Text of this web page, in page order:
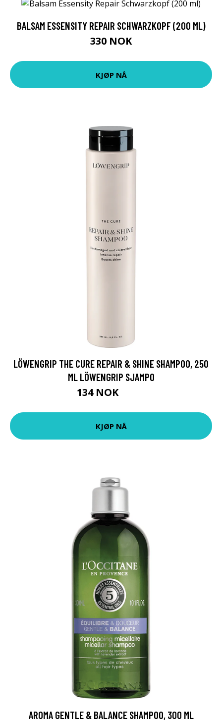
BALSAM ESSENSITY REPAIR SCHWARZKOPF (200 ML)
330 NOK
KJØP NÅ
LÖWENGRIP THE CURE REPAIR & SHINE SHAMPOO, 250
ML LÖWENGRIP SJAMPO
134 NOK
KJØP NÅ
AROMA GENTLE & BALANCE SHAMPOO, 300 ML